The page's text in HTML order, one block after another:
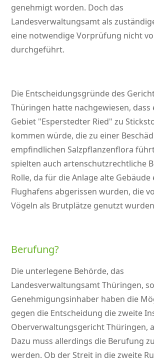
genehmigt worden. Doch das
Landesverwaltungsamt als
eine notwendige Vorprüfung nicht
durchgeführt.
Die Entscheidungsgründe des
Thüringen hatte nachgewiesen, dass
Gebiet Esperstedter Ried zu
kommen würde, die zu einer
empfindlichen Salzpflanzenflora
spielten auch artenschutzrechtliche
Rolle, da für die Anlage alte
Flughafens abgerissen wurden, die
Vögeln als Brutplätze genutzt
Berufung?
Die unterlegene Behörde, das
Landesverwaltungsamt Thüringen,
Genehmigungsinhaber haben die
gegen die Entscheidung die zweite
Oberverwaltungsgericht Thüringen,
Dazu muss allerdings die Berufung
werden. Ob der Streit in die zweite